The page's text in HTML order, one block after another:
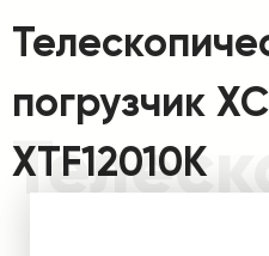
погрузчик
XTF12010K